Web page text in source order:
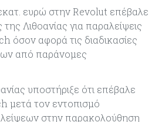
ευρώ στην Revolut επέβαλε
Λιθοανίας για παραλείψεις
όσον αφορά τις διαδικασίες
από παράνομες
υποστήριξε ότι επέβαλε
μετά τον εντοπισμό
στην παρακολούθηση